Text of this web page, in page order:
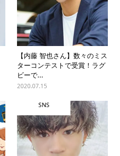
【内藤 智也さん】数々のミス
ターコンテストで受賞！ラグ
ビーで...
2020.07.15
SNS